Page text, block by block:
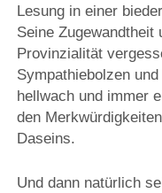
Lesung in einer
Seine
Provinzialität
Sympathiebolzen
hellwach und immer
den
Daseins.
Und dann natürlich